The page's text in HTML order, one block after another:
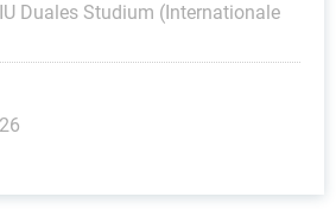
Duales Studium (Internationale